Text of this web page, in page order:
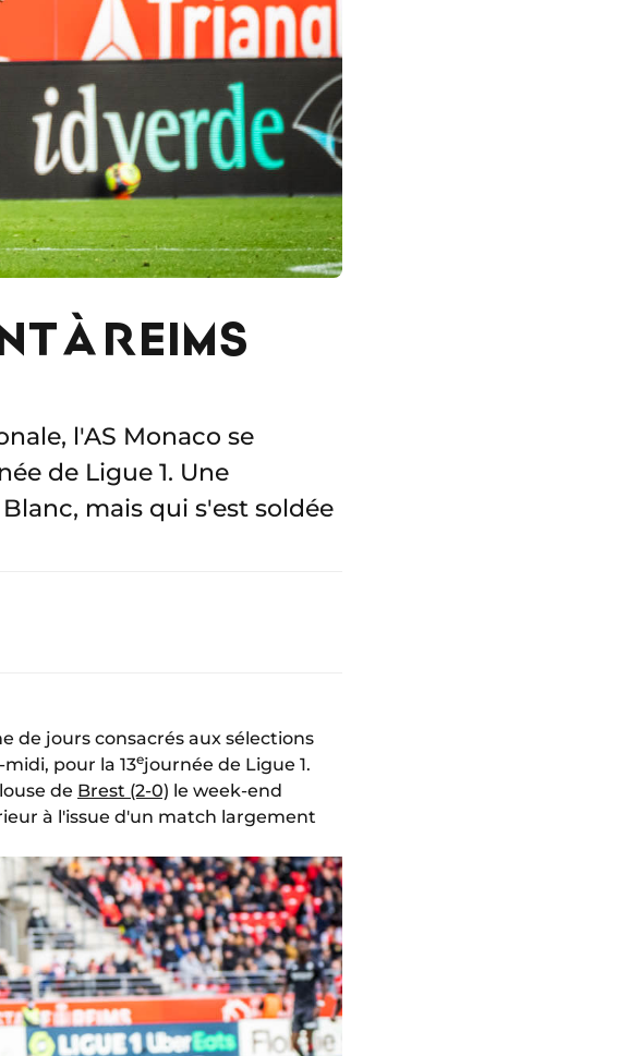
À REIMS
l'AS Monaco se
de Ligue 1. Une
mais qui s'est soldée
de jours consacrés aux sélections
pour la 13ejournée de Ligue 1.
de Brest (2-0) le week-end
à l'issue d'un match largement